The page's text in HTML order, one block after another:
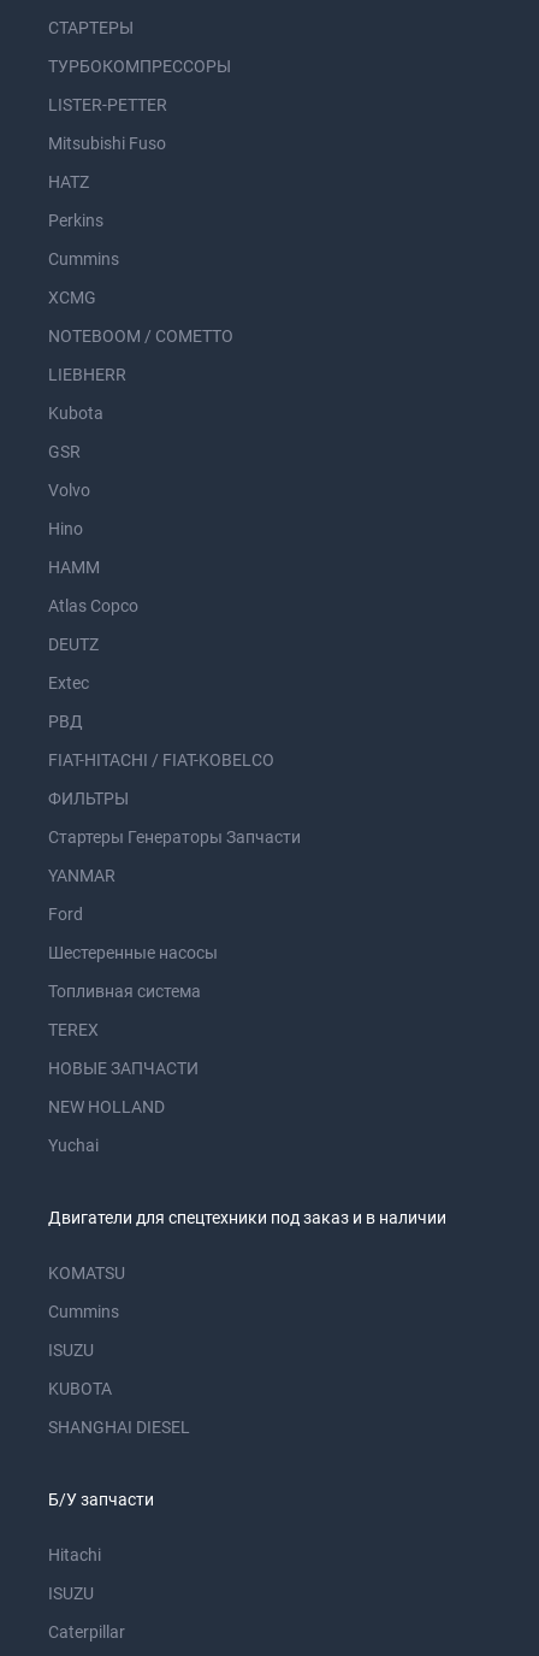
СТАРТЕРЫ
ТУРБОКОМПРЕССОРЫ
LISTER-PETTER
Mitsubishi Fuso
HATZ
Perkins
Cummins
XCMG
NOTEBOOM / COMETTO
LIEBHERR
Kubota
GSR
Volvo
Hino
HAMM
Atlas Copco
DEUTZ
Extec
РВД
FIAT-HITACHI / FIAT-KOBELCO
ФИЛЬТРЫ
Стартеры Генераторы Запчасти
YANMAR
Ford
Шестеренные насосы
Топливная система
TEREX
НОВЫЕ ЗАПЧАСТИ
NEW HOLLAND
Yuchai
Двигатели для спецтехники под заказ и в наличии
KOMATSU
Cummins
ISUZU
KUBOTA
SHANGHAI DIESEL
Б/У запчасти
Hitachi
ISUZU
Caterpillar